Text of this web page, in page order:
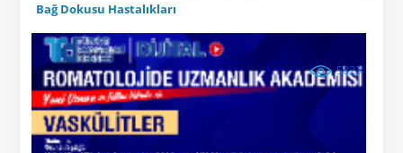
Bağ Dokusu Hastalıkları
5823